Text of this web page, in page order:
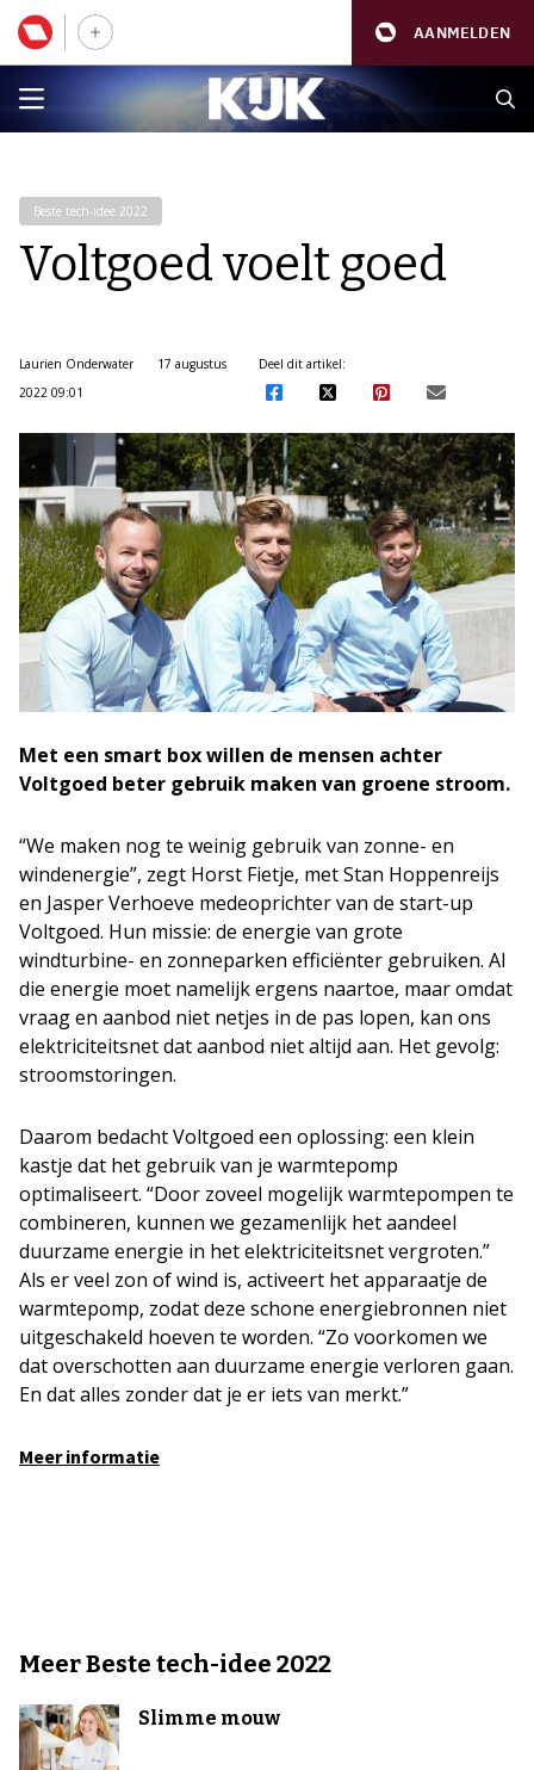
AANMELDEN
Beste tech-idee 2022
Voltgoed voelt goed
Laurien Onderwater
17 augustus
2022 09:01
Deel dit artikel:
Met een smart box willen de mensen achter
Voltgoed beter gebruik maken van groene stroom.
“We maken nog te weinig gebruik van zonne- en
windenergie”, zegt Horst Fietje, met Stan Hoppenreijs
en Jasper Verhoeve medeoprichter van de start-up
Voltgoed. Hun missie: de energie van grote
windturbine- en zonneparken efficiënter gebruiken. Al
die energie moet namelijk ergens naartoe, maar omdat
vraag en aanbod niet netjes in de pas lopen, kan ons
elektriciteitsnet dat aanbod niet altijd aan. Het gevolg:
stroomstoringen.
Daarom bedacht Voltgoed een oplossing: een klein
kastje dat het gebruik van je warmtepomp
optimaliseert. “Door zoveel mogelijk warmtepompen te
combineren, kunnen we gezamenlijk het aandeel
duurzame energie in het elektriciteitsnet vergroten.”
Als er veel zon of wind is, activeert het apparaatje de
warmtepomp, zodat deze schone energiebronnen niet
uitgeschakeld hoeven te worden. “Zo voorkomen we
dat overschotten aan duurzame energie verloren gaan.
En dat alles zonder dat je er iets van merkt.”
Meer informatie
Meer Beste tech-idee 2022
Slimme mouw